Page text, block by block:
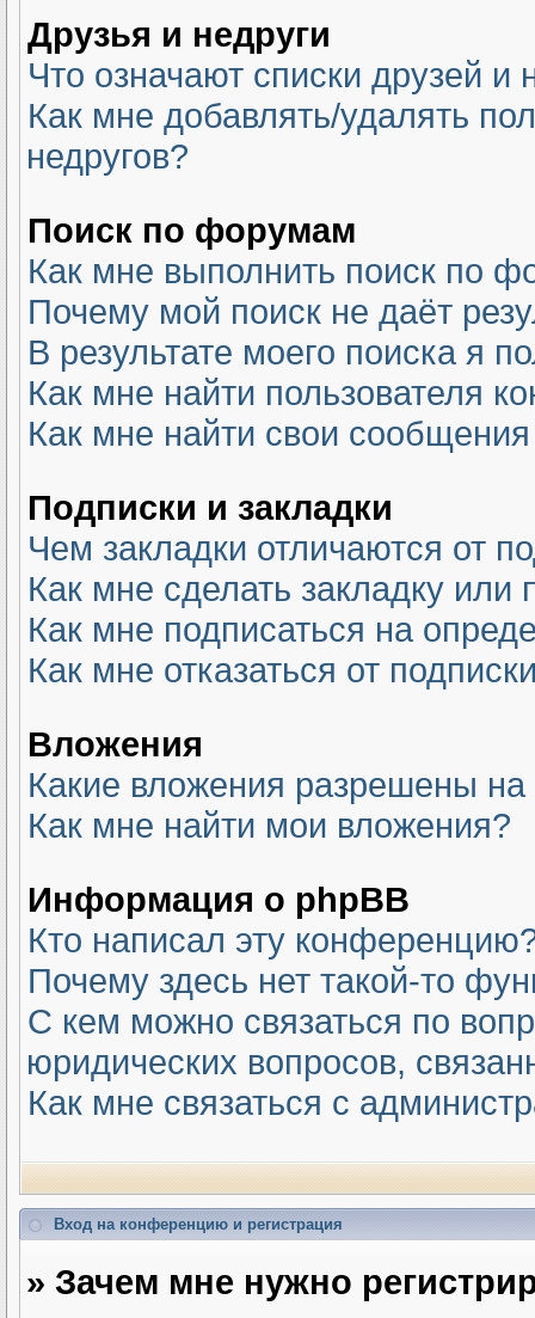
Друзья и недруги
Что означают списки друзей и
Как мне добавлять/удалять
недругов?
Поиск по форумам
Как мне выполнить поиск по
Почему мой поиск не даёт
В результате моего поиска я
Как мне найти пользователя
Как мне найти свои
Подписки и закладки
Чем закладки отличаются от
Как мне сделать закладку
Как мне подписаться на
Как мне отказаться от
Вложения
Какие вложения разрешены
Как мне найти мои вложения?
Информация о phpBB
Кто написал эту
Почему здесь нет такой-то
С кем можно связаться по
юридических вопросов,
Как мне связаться с
Вход на конференцию и регистрация
» Зачем мне нужно